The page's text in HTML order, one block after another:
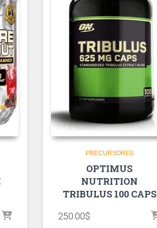
PRECURSORES
OPTIMUS
NUTRITION
TRIBULUS 100 CAPS
250.00$